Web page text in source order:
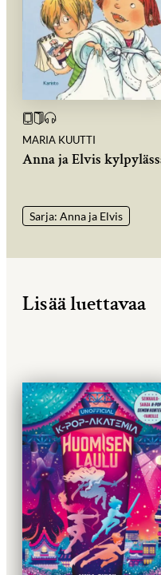
MARIA KUUTTI
Anna ja Elvis
Sarja: Anna ja Elvis
Lisää luettavaa